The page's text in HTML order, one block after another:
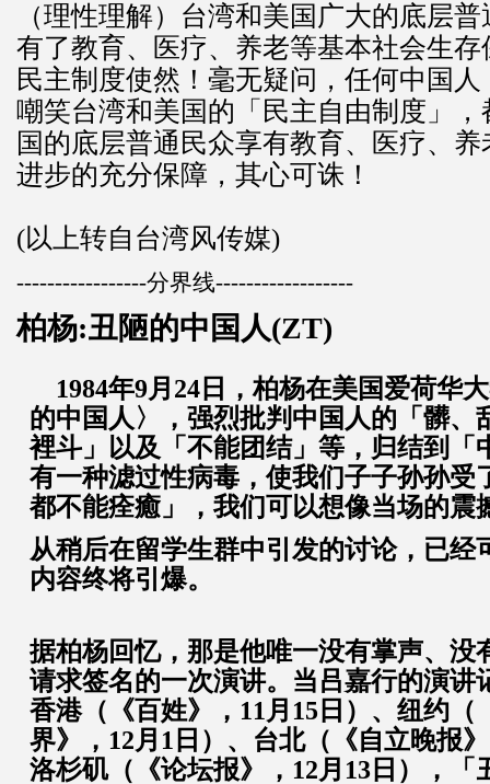
（理性理解）台湾和美国广大的底层
有了教育、医疗、养老等基本社会生
民主制度使然！毫无疑问，任何中国
嘲笑台湾和美国的「民主自由制度」
国的底层普通民众享有教育、医疗、
进步的充分保障，其心可诛！
(以上转自台湾风传媒)
-----------------分界线------------------
柏杨:丑陋的中国人(ZT)
1984年9月24日，柏杨在美国爱荷华
的中国人〉，强烈批判中国人的「髒、
裡斗」以及「不能团结」等，归结到「
有一种滤过性病毒，使我们子子孙孙受
都不能痊癒」，我们可以想像当场的震
从稍后在留学生群中引发的讨论，已经
内容终将引爆。
据柏杨回忆，那是他唯一没有掌声、没
请求签名的一次演讲。当吕嘉行的演讲
香港（《百姓》，11月15日）、纽约（
界》，12月1日）、台北（《自立晚报
洛杉矶（《论坛报》，12月13日），「